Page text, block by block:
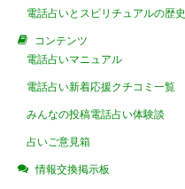
電話占いとスピリチュアルの歴史
コンテンツ
電話占いマニュアル
電話占い新着応援クチコミ一覧
みんなの投稿電話占い体験談
占いご意見箱
情報交換掲示板